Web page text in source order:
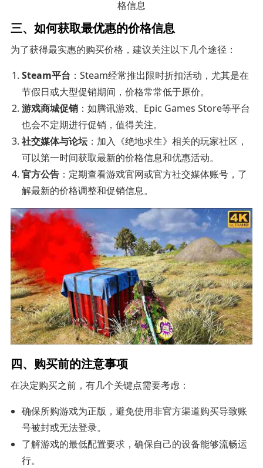
三、如何获取最优惠的价格信息
为了获得最实惠的购买价格，建议关注以下几个途径：
Steam平台 ：Steam经常推出限时折扣活动，尤其是在
节假日或大型促销期间，价格常常低于原价。
游戏商城促销 ：如腾讯游戏、Epic Games Store等平台
也会不定期进行促销，值得关注。
社交媒体与论坛：加入《绝地求生》相关的玩家社区，
可以第一时间获取最新的价格信息和优惠活动。
官方公告 ：定期查看游戏官网或官方社交媒体账号，了
解最新的价格调整和促销信息。
四、购买前的注意事项
在决定购买之前，有几个关键点需要考虑：
确保所购游戏为正版，避免使用非官方渠道购买导致账
号被封或无法登录。
了解游戏的最低配置要求，确保自己的设备能够流畅运
行。